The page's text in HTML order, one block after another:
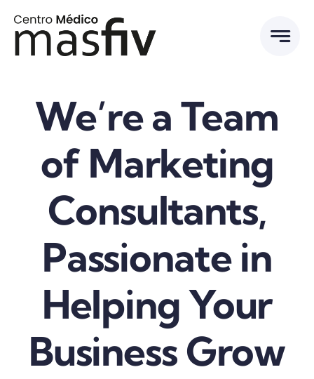
We’re a Team
of Marketing
Consultants,
Passionate in
Helping Your
Business Grow